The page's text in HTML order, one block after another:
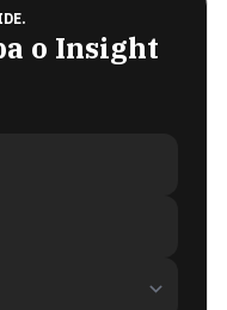
o Insight